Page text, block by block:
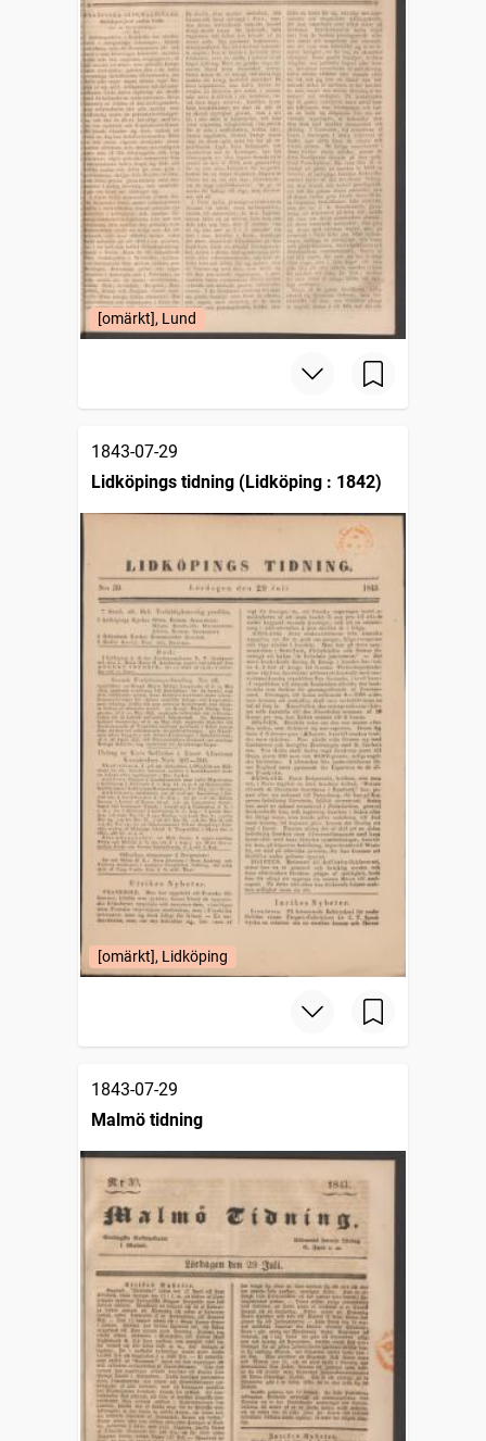
[omärkt], Lund
1843-07-29
Lidköpings tidning (Lidköping : 1842)
[omärkt], Lidköping
1843-07-29
Malmö tidning